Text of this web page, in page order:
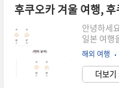
한 마디로
묶어 할
고 생각하
일, 6일 등
타워 브리
함한 런
니다...
후쿠오카 겨울 여행,
안녕하세
일본 여행
월 말 후쿠
후쿠오카
니 주목해
12월 말
해외 여행
더보기